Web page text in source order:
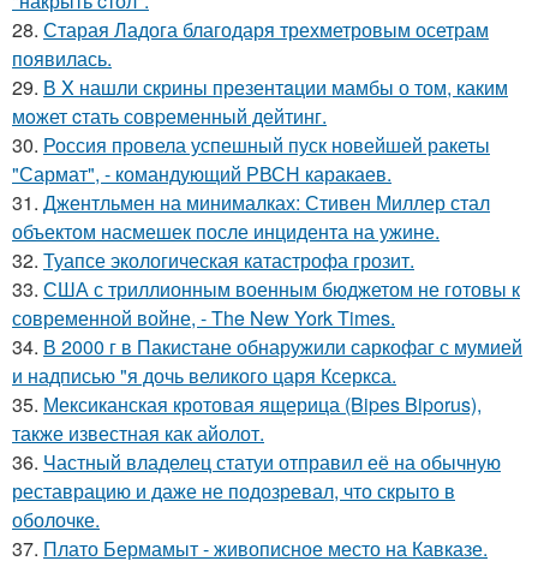
28. Старая Ладога благодаря трехметровым осетрам
появилась.
29. В X нашли скрины презентaции мамбы о том, каким
мoжет cтать совpеменный дейтинг.
30. Россия провела успешный пуск новейшей ракеты
"Сармат", - командующий РВСН каракаев.
31. Джентльмен на минималках: Стивен Миллер стал
объектом насмешек после инцидента на ужине.
32. Туапсе экологическая катастрофа грозит.
33. США с триллионным военным бюджетом не готовы к
современной войне, - The New York Times.
34. В 2000 г в Пакистане обнаружили саркофаг с мумией
и надписью "я дочь великого царя Ксеркса.
35. Мексиканская кротовая ящерица (Bipes Biporus),
также известная как айолот.
36. Частный владелец статуи отправил её на обычную
реставрацию и даже не подозревал, что скрыто в
оболочке.
37. Плато Бермамыт - живописное место на Кавказе.